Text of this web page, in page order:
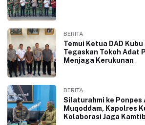
BERITA
Temui Ketua DAD Kubu
Tegaskan Tokoh Adat
Menjaga Kerukunan
BERITA
Silaturahmi ke Ponpes
Muqoddam, Kapolres
Kolaborasi Jaga